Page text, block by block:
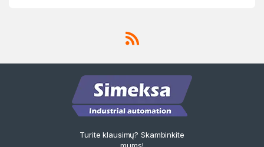
Turite klausimų? Skambinkite
mums!